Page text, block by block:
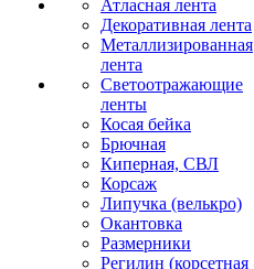
Атласная лента
Декоративная лента
Металлизированная
лента
Светоотражающие
ленты
Косая бейка
Брючная
Киперная, СВЛ
Корсаж
Липучка (велькро)
Окантовка
Размерники
Регилин (корсетная